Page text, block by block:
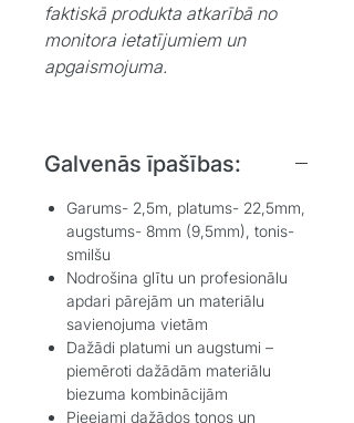
faktiskā produkta atkarībā no
monitora ietatījumiem un
apgaismojuma.
Galvenās īpašības:
Garums- 2,5m, platums- 22,5mm,
augstums- 8mm (9,5mm), tonis-
smilšu
Nodrošina glītu un profesionālu
apdari pārejām un materiālu
savienojuma vietām
Dažādi platumi un augstumi –
piemēroti dažādām materiālu
biezuma kombinācijām
Pieejami dažādos toņos un